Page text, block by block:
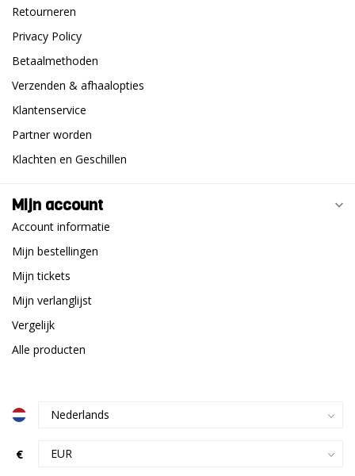
Retourneren
Privacy Policy
Betaalmethoden
Verzenden & afhaalopties
Klantenservice
Partner worden
Klachten en Geschillen
Mijn account
Account informatie
Mijn bestellingen
Mijn tickets
Mijn verlanglijst
Vergelijk
Alle producten
€